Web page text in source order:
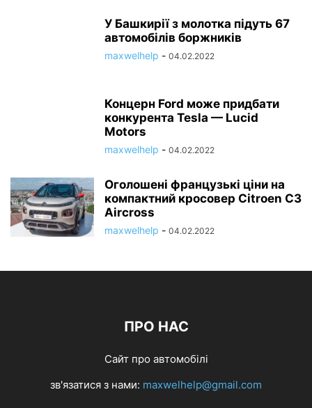
У Башкирії з молотка підуть 67
автомобілів боржників
maxwelhelp - 04.02.2022
Концерн Ford може придбати
конкурента Tesla — Lucid
Motors
maxwelhelp - 04.02.2022
Оголошені французькі ціни на
компактний кросовер Citroen C3
Aircross
maxwelhelp - 04.02.2022
ПРО НАС
Сайт про автомобілі
зв'язатися з нами: maxwelhelp@gmail.com